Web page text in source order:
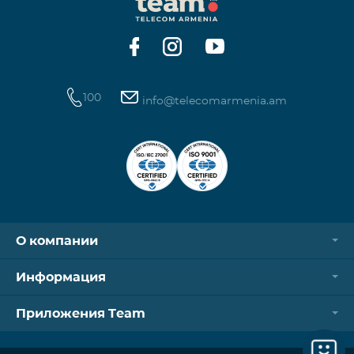
операторов. Для корректной идентификации Wi-
Fi и VPN должны быть отключен
100 info@telecomarmenia.am
О компании
Информация
Приложения Team